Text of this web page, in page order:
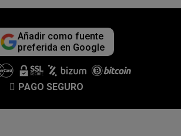
Añadir como fuente
preferida en Google
PAGO SEGURO